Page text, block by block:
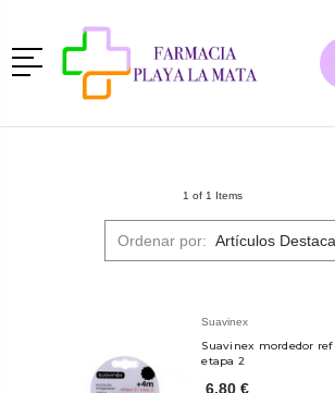
Menú
1 of 1 Items
Ordenar por:
Suavinex
Suavinex mordedor
etapa 2
6,80 €